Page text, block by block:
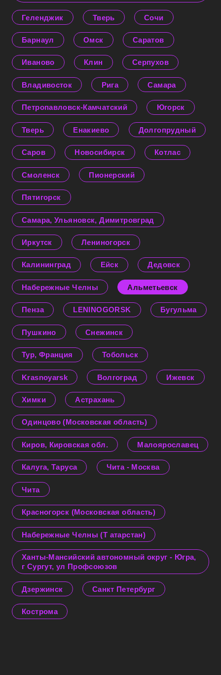
Геленджик Тверь Сочи
Барнаул Омск Саратов
Иваново Клин Серпухов
Владивосток Рига Самара
Петропавловск-Камчатский Югорск
Тверь Енакиево Долгопрудный
Саров Новосибирск Котлас
Смоленск Пионерский
Пятигорск
Самара, Ульяновск, Димитровград
Иркутск Лениногорск
Калининград Ейск Дедовск
Набережные Челны Альметьевск
Пенза LENINOGORSK Бугульма
Пушкино Снежинск
Тур, Франция Тобольск
Krasnoyarsk Волгоград Ижевск
Химки Астрахань
Одинцово (Московская область)
Киров, Кировская обл. Малоярославец
Калуга, Таруса Чита - Москва
Чита
Красногорск (Московская область)
Набережные Челны (Т атарстан)
Ханты-Мансийский автономный округ - Югра,
г Сургут, ул Профсоюзов
Дзержинск Санкт Петербург
Кострома